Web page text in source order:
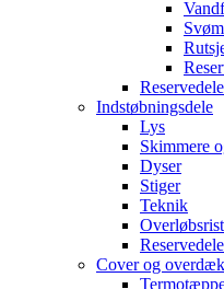
Indstøbningsdele
Lys
Skimmere
Dyser
Stiger
Teknik
Cover og